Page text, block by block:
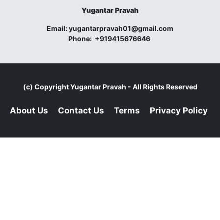
Yugantar Pravah
Email:yugantarpravah01@gmail.com
Phone: +919415676646
(c) CopyrightYugantar Pravah - All Rights Reserved
About Us Contact Us Terms Privacy Policy